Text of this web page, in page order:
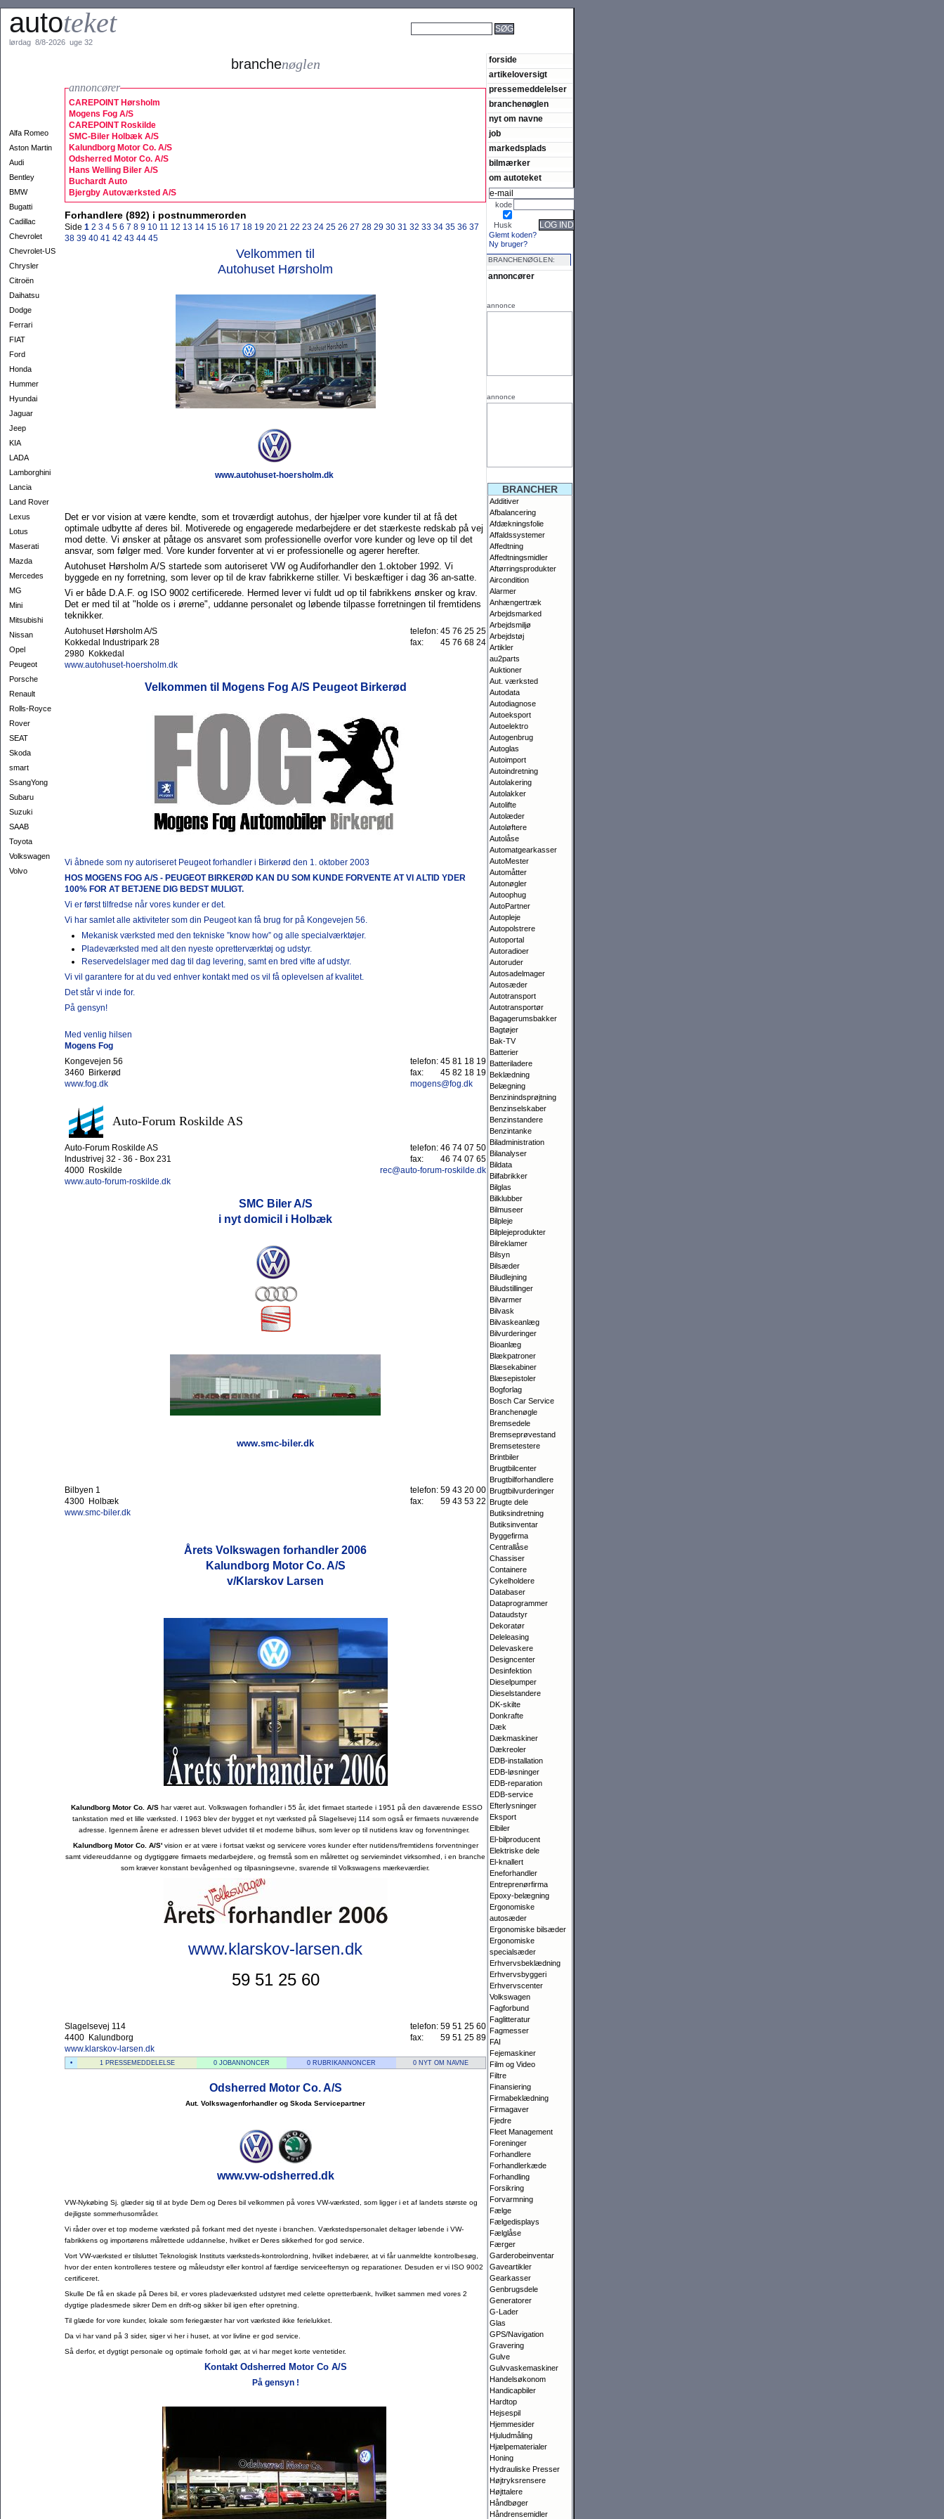
autoteket SØG
lørdag 8/8-2026 uge 32
Alfa Romeo
Aston Martin
Audi
Bentley
BMW
Bugatti
Cadillac
Chevrolet
Chevrolet-US
Chrysler
Citroën
Daihatsu
Dodge
Ferrari
FIAT
Ford
Honda
Hummer
Hyundai
Jaguar
Jeep
KIA
LADA
Lamborghini
Lancia
Land Rover
Lexus
Lotus
Maserati
Mazda
Mercedes
MG
Mini
Mitsubishi
Nissan
Opel
Peugeot
Porsche
Renault
Rolls-Royce
Rover
SEAT
Skoda
smart
SsangYong
Subaru
Suzuki
SAAB
Toyota
Volkswagen
Volvo
branchenøglen
annoncører
CAREPOINT Hørsholm
Mogens Fog A/S
CAREPOINT Roskilde
SMC-Biler Holbæk A/S
Kalundborg Motor Co. A/S
Odsherred Motor Co. A/S
Hans Welling Biler A/S
Buchardt Auto
Bjergby Autoværksted A/S
Forhandlere (892) i postnummerorden
Side 1 2 3 4 5 6 7 8 9 10 11 12 13 14 15 16 17 18 19 20 21 22 23 24 25 26 27 28 29 30 31 32 33 34 35 36 37
38 39 40 41 42 43 44 45
Velkommen til
Autohuset Hørsholm
www.autohuset-hoersholm.dk
Det er vor vision at være kendte, som et troværdigt autohus, der hjælper vore kunder til at få det
optimale udbytte af deres bil. Moti­verede og engagerede medarbejdere er det stærkeste red­skab på vej
mod dette. Vi ønsker at påtage os ansvaret som pro­fessio­nelle overfor vore kunder og leve op til det
ansvar, som føl­ger med. Vore kunder forventer at vi er professionelle og agerer herefter.
Autohuset Hørsholm A/S startede som autoriseret VW og Audifor­handler den 1.oktober 1992. Vi
byggede en ny forretning, som lever op til de krav fabrikkerne stiller. Vi beskæftiger i dag 36 an-satte.
Vi er både D.A.F. og ISO 9002 certificerede. Hermed lever vi fuldt ud op til fabrikkens ønsker og krav.
Det er med til at "holde os i ørerne", uddanne personalet og løbende tilpasse forretningen til fremtidens
teknikker.
Autohuset Hørsholm A/S
Kokkedal Industripark 28
2980 Kokkedal
www.autohuset-hoersholm.dk
telefon: 45 76 25 25
fax:
45 76 68 24
Velkommen til Mogens Fog A/S Peugeot Birkerød
Vi åbnede som ny autoriseret Peugeot forhandler i Birkerød den 1. oktober 2003
HOS MOGENS FOG A/S - PEUGEOT BIRKERØD KAN DU SOM KUNDE FORVENTE AT VI ALTID YDER
100% FOR AT BETJENE DIG BEDST MULIGT.
Vi er først tilfredse når vores kunder er det.
Vi har samlet alle aktiviteter som din Peugeot kan få brug for på Kongevejen 56.
Mekanisk værksted med den tekniske ”know how” og alle specialværktøjer.
Pladeværksted med alt den nyeste opretterværktøj og udstyr.
Reservedelslager med dag til dag levering, samt en bred vifte af udstyr.
Vi vil garantere for at du ved enhver kontakt med os vil få oplevelsen af kvalitet.
Det står vi inde for.
På gensyn!
Med venlig hilsen
Mogens Fog
Kongevejen 56
3460 Birkerød
www.fog.dk
telefon: 45 81 18 19
fax:
45 82 18 19
mogens@fog.dk
Auto-Forum Roskilde AS
Auto-Forum Roskilde AS
Industrivej 32 - 36 - Box 231
4000 Roskilde
www.auto-forum-roskilde.dk
telefon: 46 74 07 50
fax:
46 74 07 65
rec@auto-forum-roskilde.dk
SMC Biler A/S
i nyt domicil i Holbæk
www.smc-biler.dk
Bilbyen 1
4300 Holbæk
www.smc-biler.dk
telefon: 59 43 20 00
fax:
59 43 53 22
Årets Volkswagen forhandler 2006
Kalundborg Motor Co. A/S
v/Klarskov Larsen
Kalundborg Motor Co. A/Shar været aut. Volkswagen forhandler i 55 år, idet firmaet startede i 1951 på den daværende ESSO
tankstation med et lille værksted. I 1963 blev der bygget et nyt værksted på Slagelsevej 114 som også er firmaets nuværende
adresse. Igennem årene er adressen blevet udvidet til et moderne bilhus, som lever op til nutidens krav og forventninger.
Kalundborg Motor Co. A/S'vision er at være i fortsat vækst og servicere vores kunder efter nutidens/fremtidens forventninger
samt videreuddanne og dygtiggøre firmaets medarbejdere, og fremstå som en målrettet og serviemindet virksomhed, i en branche
som kræver konstant bevågenhed og tilpasningsevne, svarende til Volkswagens mærkeværdier.
www.klarskov-larsen.dk
59 51 25 60
Slagelsevej 114
4400 Kalundborg
www.klarskov-larsen.dk
telefon: 59 51 25 60
fax:
59 51 25 89
• 1 PRESSEMEDDELELSE 0 JOBANNONCER 0 RUBRIKANNONCER 0 NYT OM NAVNE
Odsherred Motor Co. A/S
Aut. Volkswagenforhandler og Skoda Servicepartner
www.vw-odsherred.dk
VW-Nykøbing Sj. glæder sig til at byde Dem og Deres bil velkommen på vores VW-værksted, som ligger i et af landets største og
dejligste sommerhus­om­rå­der.
Vi råder over et top moderne værksted på forkant med det nyeste i branchen. Værkstedspersonalet deltager løbende i VW-
fabrikkens og importørens mål­rettede uddannelse, hvilket er Deres sikkerhed for god service.
Vort VW-værksted er tilsluttet Teknologisk Instituts værksteds-kon­trolord­ning, hvilket indebærer, at vi får uanmeldte kontrolbesøg,
hvor der enten kontrol­leres testere og måleudstyr eller kontrol af færdige serviceeftersyn og repa­rationer. Desuden er vi ISO 9002
certificeret.
Skulle De få en skade på Deres bil, er vores pladeværksted udstyret med celette opretterbænk, hvilket sammen med vores 2
dygtige pla­desmede sikrer Dem en drift-og sikker bil igen efter opretning.
Til glæde for vore kunder, lokale som feriegæster har vort værksted ikke ferielukket.
Da vi har vand på 3 sider, siger vi her i huset, at vor livline er god service.
Så derfor, et dygtigt personale og optimale forhold gør, at vi har meget korte ventetider.
Kontakt Odsherred Motor Co A/S
På gensyn !
forside
artikeloversigt
pressemeddelelser
branchenøglen
nyt om navne
job
markedsplads
bilmærker
om autoteket
kode
Husk LOG IND
Glemt koden?
Ny bruger?
BRANCHENØGLEN:
annoncører
annonce
annonce
BRANCHER
Additiver
Afbalancering
Afdækningsfolie
Affaldssystemer
Affedtning
Affedtningsmidler
Aftørringsprodukter
Aircondition
Alarmer
Anhængertræk
Arbejdsmarked
Arbejdsmiljø
Arbejdstøj
Artikler
au2parts
Auktioner
Aut. værksted
Autodata
Autodiagnose
Autoeksport
Autoelektro
Autogenbrug
Autoglas
Autoimport
Autoindretning
Autolakering
Autolakker
Autolifte
Autolæder
Autoløftere
Autolåse
Automatgearkasser
AutoMester
Automåtter
Autonøgler
Autoophug
AutoPartner
Autopleje
Autopolstrere
Autoportal
Autoradioer
Autoruder
Autosadelmager
Autosæder
Autotransport
Autotransportør
Bagagerumsbakker
Bagtøjer
Bak-TV
Batterier
Batteriladere
Beklædning
Belægning
Benzinindsprøjtning
Benzinselskaber
Benzinstandere
Benzintanke
Biladministration
Bilanalyser
Bildata
Bilfabrikker
Bilglas
Bilklubber
Bilmuseer
Bilpleje
Bilplejeprodukter
Bilreklamer
Bilsyn
Bilsæder
Biludlejning
Biludstillinger
Bilvarmer
Bilvask
Bilvaskeanlæg
Bilvurderinger
Bioanlæg
Blækpatroner
Blæsekabiner
Blæsepistoler
Bogforlag
Bosch Car Service
Branchenøgle
Bremsedele
Bremseprøvestand
Bremsetestere
Brintbiler
Brugtbilcenter
Brugtbilforhandlere
Brugtbilvurderinger
Brugte dele
Butiksindretning
Butiksinventar
Byggefirma
Centrallåse
Chassiser
Containere
Cykelholdere
Databaser
Dataprogrammer
Dataudstyr
Dekoratør
Deleleasing
Delevaskere
Designcenter
Desinfektion
Dieselpumper
Dieselstandere
DK-skilte
Donkrafte
Dæk
Dækmaskiner
Dækreoler
EDB-installation
EDB-løsninger
EDB-reparation
EDB-service
Efterlysninger
Eksport
Elbiler
El-bilproducent
Elektriske dele
El-knallert
Eneforhandler
Entreprenørfirma
Epoxy-belægning
Ergonomiske
autosæder
Ergonomiske bilsæder
Ergonomiske
specialsæder
Erhvervsbeklædning
Erhvervsbyggeri
Erhvervscenter
Volkswagen
Fagforbund
Faglitteratur
Fagmesser
FAI
Fejemaskiner
Film og Video
Filtre
Finansiering
Firmabeklædning
Firmagaver
Fjedre
Fleet Management
Foreninger
Forhandlere
Forhandlerkæde
Forhandling
Forsikring
Forvarmning
Fælge
Fælgedisplays
Fælglåse
Færger
Garderobeinventar
Gaveartikler
Gearkasser
Genbrugsdele
Generatorer
G-Lader
Glas
GPS/Navigation
Gravering
Gulve
Gulvvaskemaskiner
Handelsøkonom
Handicapbiler
Hardtop
Hejsespil
Hjemmesider
Hjuludmåling
Hjælpematerialer
Honing
Hydrauliske Presser
Højtryksrensere
Højttalere
Håndbøger
Håndrensemidler